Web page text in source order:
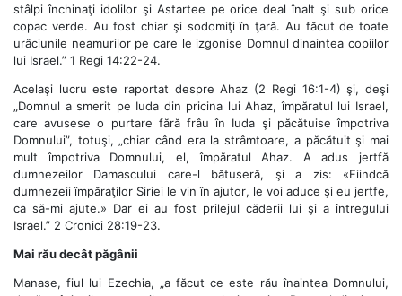
stâlpi închinaţi idolilor şi Astartee pe orice deal înalt şi sub orice
copac verde. Au fost chiar şi sodomiţi în ţară. Au făcut de toate
urâciunile neamurilor pe care le izgonise Domnul dinaintea copiilor
lui Israel.” 1 Regi 14:22-24.
Acelaşi lucru este raportat despre Ahaz (2 Regi 16:1-4) şi, deşi
„Domnul a smerit pe Iuda din pricina lui Ahaz, împăratul lui Israel,
care avusese o purtare fără frâu în Iuda şi păcătuise împotriva
Domnului”, totuşi, „chiar când era la strâmtoare, a păcătuit şi mai
mult împotriva Domnului, el, împăratul Ahaz. A adus jertfă
dumnezeilor Damascului care-l bătuseră, şi a zis: «Fiindcă
dumnezeii împăraţilor Siriei le vin în ajutor, le voi aduce şi eu jertfe,
ca să-mi ajute.» Dar ei au fost prilejul căderii lui şi a întregului
Israel.” 2 Cronici 28:19-23.
Mai rău decât păgânii
Manase, fiul lui Ezechia, „a făcut ce este rău înaintea Domnului,